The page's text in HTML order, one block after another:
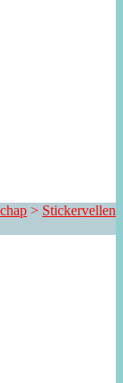
> Stickervellen